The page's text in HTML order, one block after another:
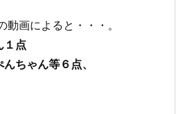
画によると・・・。
１点
ちゃん等６点、